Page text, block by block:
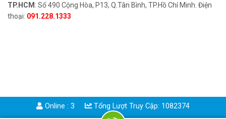
TP.HCM : Số 490 Cộng Hòa, P13, Q.Tân Bình, TP.Hồ Chí Minh. Điện
thoại: 091.228.1333
Online : 3 Tổng Lượt Truy Cập: 1082374